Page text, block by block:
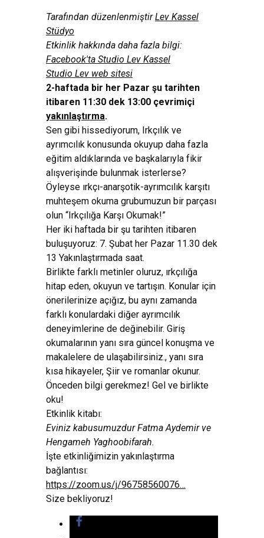
Tarafından düzenlenmiştirLev Kassel
Stüdyo
Etkinlik hakkında daha fazla bilgi:
Facebook'ta Studio Lev Kassel
Studio Lev web sitesi
2-haftada bir her Pazar şu tarihten
itibaren 11:30 dek 13:00 çevrimiçi
yakınlaştırma.
Sen gibi hissediyorum, Irkçılık ve
ayrımcılık konusunda okuyup daha fazla
eğitim aldıklarında ve başkalarıyla fikir
alışverişinde bulunmak isterlerse?
Öyleyse ırkçı-anarşotik-ayrımcılık karşıtı
muhteşem okuma grubumuzun bir parçası
olun “Irkçılığa Karşı Okumak!”
Her iki haftada bir şu tarihten itibaren
buluşuyoruz: 7. Şubat her Pazar 11.30 dek
13 Yakınlaştırmada saat.
Birlikte farklı metinler oluruz, ırkçılığa
hitap eden, okuyun ve tartışın. Konular için
önerilerinize açığız, bu aynı zamanda
farklı konulardaki diğer ayrımcılık
deneyimlerine de değinebilir. Giriş
okumalarının yanı sıra güncel konuşma ve
makalelere de ulaşabilirsiniz., yanı sıra
kısa hikayeler, Şiir ve romanlar okunur.
Önceden bilgi gerekmez! Gel ve birlikte
oku!
Etkinlik kitabı:
Eviniz kabusumuzdur Fatma Aydemir ve
Hengameh Yaghoobifarah.
İşte etkinliğimizin yakınlaştırma
bağlantısı:
https://zoom.us/j/96758560076…
Size bekliyoruz!